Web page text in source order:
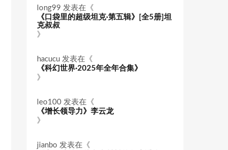
long99 发表在《
《口袋里的超级坦克·第五辑》[全5册]坦
克叔叔
》
hacucu 发表在《
《科幻世界·2025年全年合集》
》
leo100 发表在《
《增长领导力》李云龙
》
jianbo 发表在《